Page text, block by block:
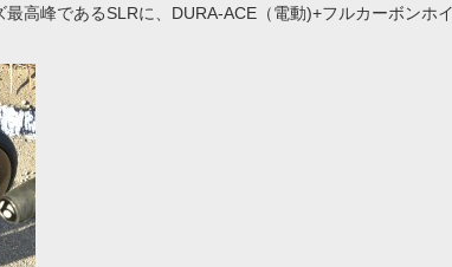
高峰であるSLRに、DURA-ACE（電動)+フルカーボンホ